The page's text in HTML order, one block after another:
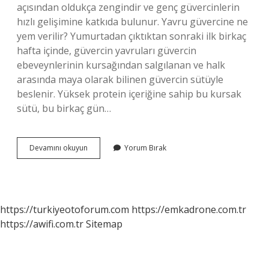
açısından oldukça zengindir ve genç güvercinlerin
hızlı gelişimine katkıda bulunur. Yavru güvercine ne
yem verilir? Yumurtadan çıktıktan sonraki ilk birkaç
hafta içinde, güvercin yavruları güvercin
ebeveynlerinin kursağından salgılanan ve halk
arasında maya olarak bilinen güvercin sütüyle
beslenir. Yüksek protein içeriğine sahip bu kursak
sütü, bu birkaç gün…
Devamını okuyun
Haftalık
Yorum Bırak
https://turkiyeotoforum.com https://emkadrone.com.tr
https://awifi.com.trSitemap